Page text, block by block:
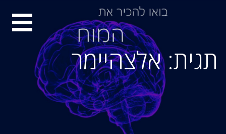
תגית: אלצהיימר